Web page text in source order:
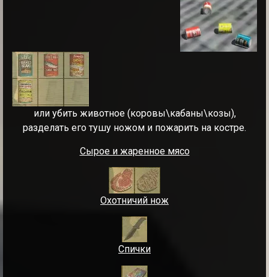
или убить животное (коровы\кабаны\козы),
разделать его тушу ножом и пожарить на костре.
Сырое и жаренное мясо
Охотничий нож
Спички